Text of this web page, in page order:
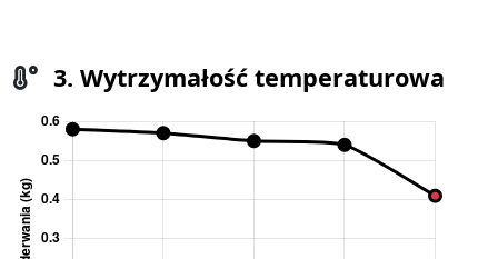
3. Wytrzymałość temperaturowa